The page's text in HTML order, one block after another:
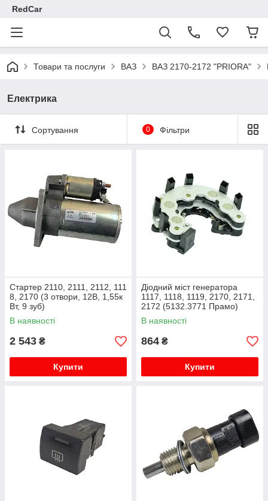
RedCar
Товари та послуги ВАЗ ВАЗ 2170-2172 "PRIORA"
Електрика
Сортування 0 Фільтри
Стартер 2110, 2111, 2112, 111
8, 2170 (3 отвори, 12В, 1,55к
Вт, 9 зуб)
В наявності
2 543 ₴
Купити
Діодний міст генератора
1117, 1118, 1119, 2170, 2171,
2172 (5132.3771 Прамо)
Орбіта
В наявності
864 ₴
Купити